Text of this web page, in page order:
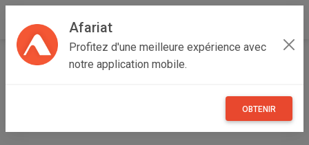
Afariat
Profitez d'une meilleure expérience avec
notre application mobile.
OBTENIR
Accueil Recherche Majerda Béja